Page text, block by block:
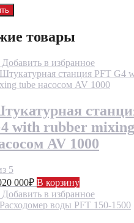
товары
Добавить в избранное
with rubber
AV 1000
5
000₽ В корзину
Добавить в избранное